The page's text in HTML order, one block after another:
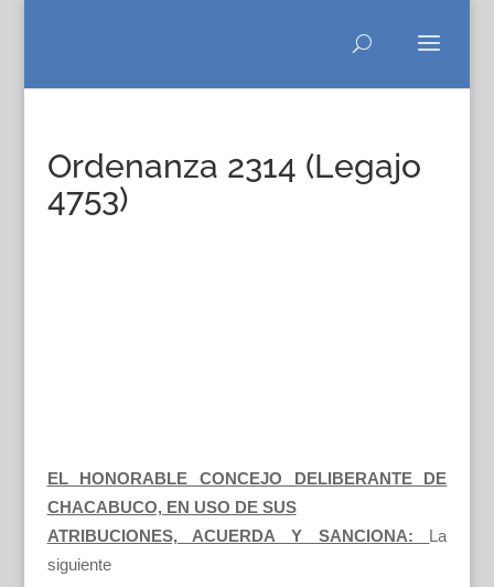
Ordenanza 2314 (Legajo
4753)
EL HONORABLE CONCEJO DELIBERANTE DE
CHACABUCO, EN USO DE SUS
ATRIBUCIONES, ACUERDA Y SANCIONA: La
siguiente